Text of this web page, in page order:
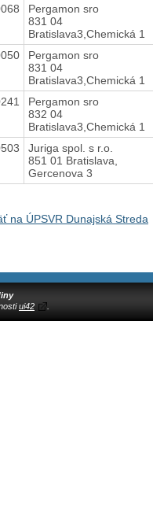
Pergamon sro
831 04
Bratislava3,Chemická 1
Pergamon sro
831 04
Bratislava3,Chemická 1
Pergamon sro
832 04
Bratislava3,Chemická 1
Juriga spol. s r.o.
851 01 Bratislava,
Gercenova 3
na ÚPSVR Dunajská Streda
ui42